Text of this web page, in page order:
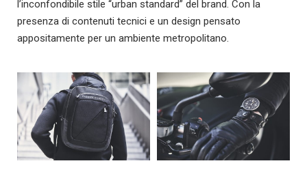
l’inconfondibile stile “urban standard” del brand. Con la
presenza di contenuti tecnici e un design pensato
appositamente per un ambiente metropolitano.